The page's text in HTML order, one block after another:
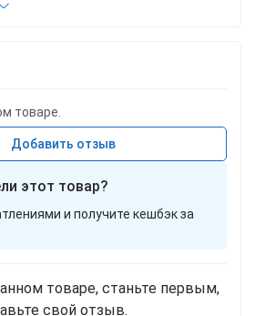
языке).
товаре.
Добавить отзыв
этот товар?
и получите кешбэк за
товаре, станьте первым,
свой отзыв.